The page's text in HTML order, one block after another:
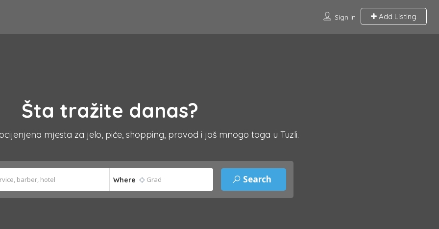
Sign In Add Listing
Šta tražite danas?
mjesta za jelo, piće, shopping, provod i još mnogo toga u Tuzli.
Where